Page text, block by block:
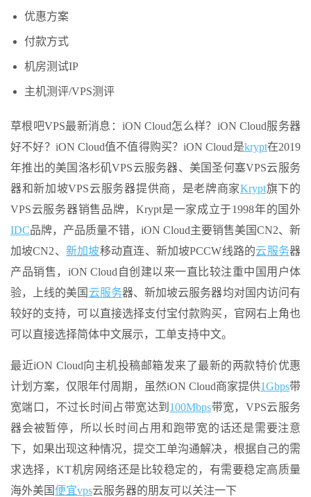
优惠方案
付款方式
机房测试IP
主机测评/VPS测评
草根吧VPS最新消息：iON Cloud怎么样？iON Cloud服务器
好不好？iON Cloud值不值得购买？iON Cloud是krypt在2019
年推出的美国洛杉矶VPS云服务器、美国圣何塞VPS云服务
器和新加坡VPS云服务器提供商，是老牌商家Krypt旗下的
VPS云服务器销售品牌，Krypt是一家成立于1998年的国外
IDC品牌，产品质量不错，iON Cloud主要销售美国CN2、新
加坡CN2、 新加坡移动直连、新加坡PCCW线路的云服务器
产品销售，iON Cloud自创建以来一直比较注重中国用户体
验，上线的美国 云服务器、新加坡云服务器均对国内访问有
较好的支持，可以直接选择支付宝付款购买，官网右上角也
可以直接选择简体中文展示，工单支持中文。
最近iON Cloud向主机投稿邮箱发来了最新的两款特价优惠
计划方案，仅限年付周期，虽然iON Cloud商家提供1Gbps带
宽端口，不过长时间占带宽达到 100Mbps带宽，VPS云服务
器会被暂停，所以长时间占用和跑带宽的话还是需要注意
下，如果出现这种情况，提交工单沟通解决，根据自己的需
求选择，KT机房网络还是比较稳定的，有需要稳定高质量
海外美国便宜vps云服务器的朋友可以关注一下